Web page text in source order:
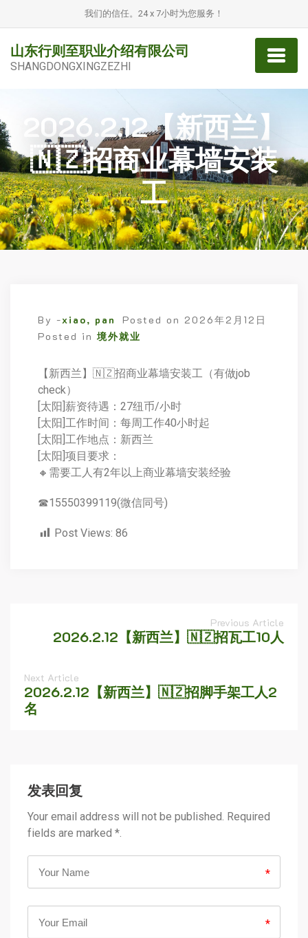
我们的信任。24 x 7小时为您服务！
山东行则至职业介绍有限公司
SHANGDONGXINGZEZHI
2026.2.12【新西兰】
🇳🇿招商业幕墙安装
工
By -xiao, pan Posted on 2026年2月12日
Posted in 境外就业
【新西兰】🇳🇿招商业幕墙安装工（有做job
check）
[太阳]薪资待遇：27纽币/小时
[太阳]工作时间：每周工作40小时起
[太阳]工作地点：新西兰
[太阳]项目要求：
🔸需要工人有2年以上商业幕墙安装经验
☎15550399119(微信同号)
Post Views: 86
Previous Article
2026.2.12【新西兰】🇳🇿招瓦工10人
Next Article
2026.2.12【新西兰】🇳🇿招脚手架工人2
名
发表回复
Your email address will not be published. Required
fields are marked *.
*
*